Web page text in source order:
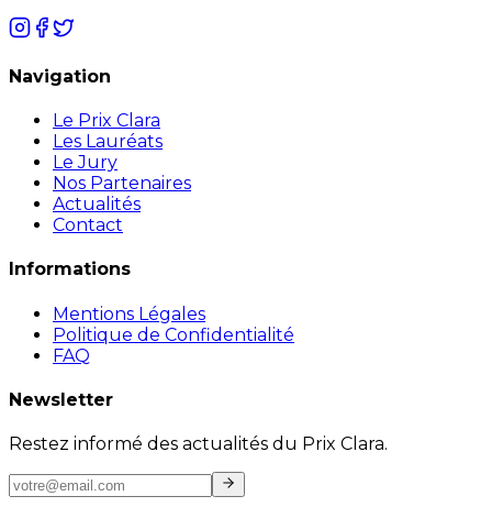
Navigation
Le Prix Clara
Les Lauréats
Le Jury
Nos Partenaires
Actualités
Contact
Informations
Mentions Légales
Politique de Confidentialité
FAQ
Newsletter
Restez informé des actualités du Prix Clara.